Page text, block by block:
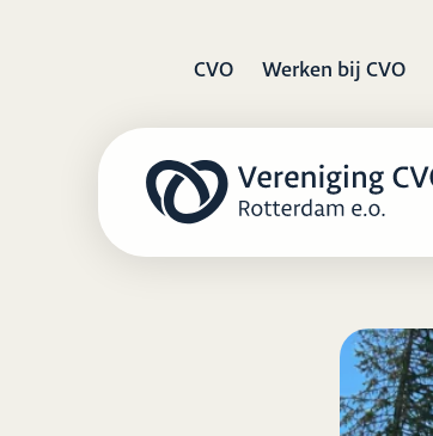
CVO Werken bij CVO